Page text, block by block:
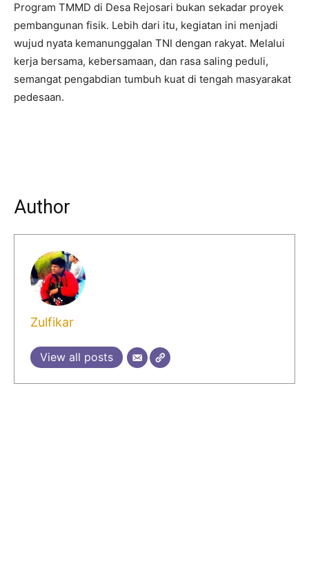
Program TMMD di Desa Rejosari bukan sekadar proyek
pembangunan fisik. Lebih dari itu, kegiatan ini menjadi
wujud nyata kemanunggalan TNI dengan rakyat. Melalui
kerja bersama, kebersamaan, dan rasa saling peduli,
semangat pengabdian tumbuh kuat di tengah masyarakat
pedesaan.
Author
Zulfikar
View all posts